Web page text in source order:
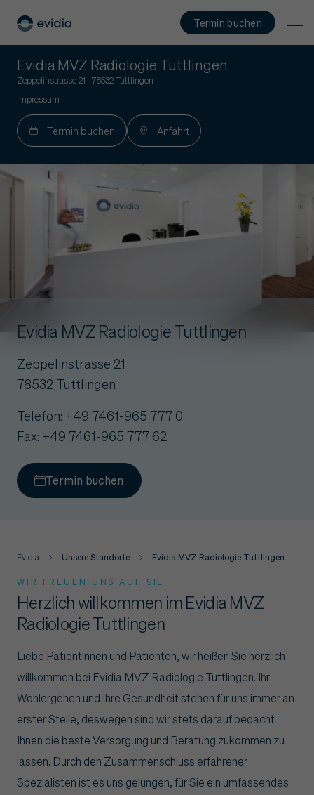
Termin buchen
Evidia MVZ Radiologie Tuttlingen
Zeppelinstrasse 21 · 78532 Tuttlingen
Impressum
Termin buchen Anfahrt
Evidia MVZ Radiologie Tuttlingen
Zeppelinstrasse 21
78532 Tuttlingen
Telefon: +49 7461-965 777 0
Fax: +49 7461-965 777 62
Termin buchen
Evidia Unsere Standorte Evidia MVZ Radiologie Tuttlingen
WIR FREUEN UNS AUF SIE
Herzlich willkommen im Evidia MVZ
Radiologie Tuttlingen
Liebe Patientinnen und Patienten, wir heißen Sie herzlich
willkommen bei Evidia MVZ Radiologie Tuttlingen. Ihr
Wohlergehen und Ihre Gesundheit stehen für uns immer an
erster Stelle, deswegen sind wir stets darauf bedacht
Ihnen die beste Versorgung und Beratung zukommen zu
lassen. Durch den Zusammenschluss erfahrener
Spezialisten ist es uns gelungen, für Sie ein umfassendes